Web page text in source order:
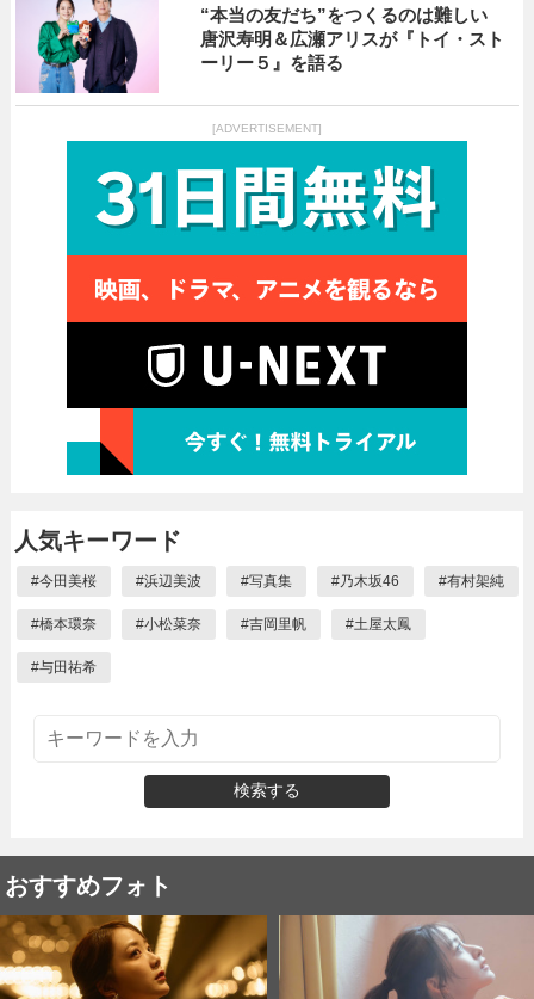
“本当の友だち”をつくるのは難しい
唐沢寿明＆広瀬アリスが『トイ・スト
ーリー５』を語る
[ADVERTISEMENT]
人気キーワード
#今田美桜 #浜辺美波 #写真集 #乃木坂46 #有村架純
#橋本環奈 #小松菜奈 #吉岡里帆 #土屋太鳳
#与田祐希
検索する
おすすめフォト